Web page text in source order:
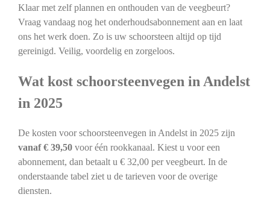
Klaar met zelf plannen en onthouden van de veegbeurt?
Vraag vandaag nog het onderhoudsabonnement aan en laat
ons het werk doen. Zo is uw schoorsteen altijd op tijd
gereinigd. Veilig, voordelig en zorgeloos.
Wat kost schoorsteenvegen in Andelst
in 2025
De kosten voor schoorsteenvegen in Andelst in 2025 zijn
vanaf € 39,50voor één rookkanaal. Kiest u voor een
abonnement, dan betaalt u € 32,00 per veegbeurt. In de
onderstaande tabel ziet u de tarieven voor de overige
diensten.